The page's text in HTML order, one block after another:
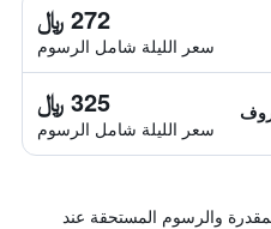
272 ﷼
سعر الليلة شامل الرسوم
325 ﷼
سعر الليلة شامل الرسوم
والرسوم المستحقة عند